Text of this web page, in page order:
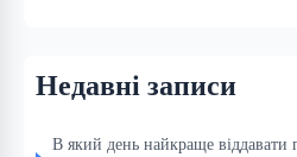
Недавні записи
В який день найкраще віддавати